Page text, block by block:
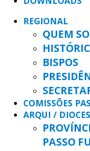
REGIONAL
QUEM
BISPOS
COMISSÕES
ARQUI /
PASSO